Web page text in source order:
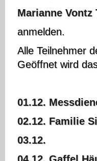
Marianne Vontz
anmelden.
Alle Teilnehmer
Geöffnet wird
01.12.
02.12. Familie
03.12.
04.12. Gaffel